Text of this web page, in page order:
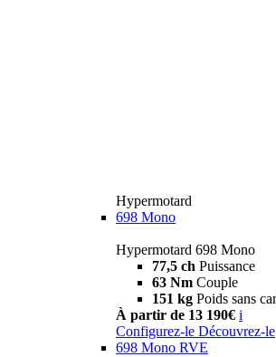
Hypermotard
698 Mono
Hypermotard 698 Mono
77,5 ch Puissance
63 Nm Couple
151 kg Poids sans
À partir de 13 190€ i
Configurez-le Découvrez-le
698 Mono RVE